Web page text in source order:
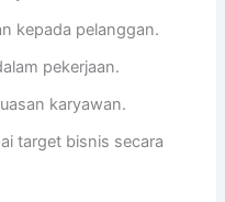
kepada pelanggan.
pekerjaan.
karyawan.
target bisnis secara